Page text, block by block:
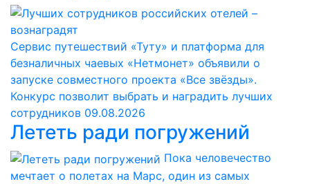
Сервис путешествий «Туту» и платформа для
безналичных чаевых «Нетмонет» объявили о
запуске совместного проекта «Все звёзды».
Конкурс позволит выбрать и наградить лучших
сотрудников 09.08.2026
Лететь ради погружений
Пока человечество
мечтает о полетах на Марс, один из самых